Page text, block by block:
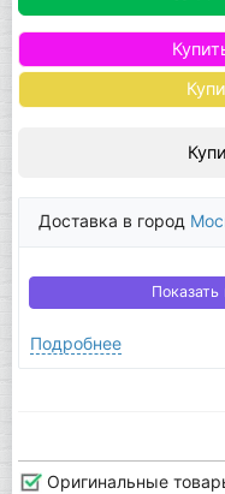
Доставка в город
Подробнее
Оригинальные